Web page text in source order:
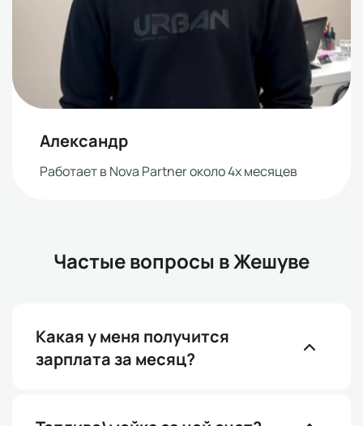
Александр
Работает в Nova Partner около 4х месяцев
Частые вопросы в Жешуве
Какая у меня получится
зарплата за месяц?